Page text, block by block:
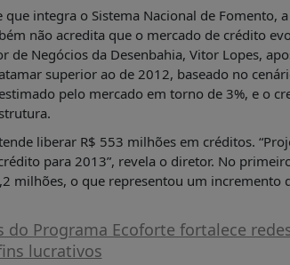
que integra o Sistema Nacional de Fomento,
não acredita que o mercado de crédito
de Negócios da Desenbahia, Vitor Lopes,
superior ao de 2012, baseado no
pelo mercado em torno de 3%, e o
liberar R$ 553 milhões em créditos.
para 2013”, revela o diretor. No
milhões, o que representou um incremento
do Programa Ecoforte fortalece
lucrativos